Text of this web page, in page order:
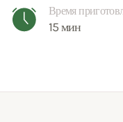
Время
15 мин